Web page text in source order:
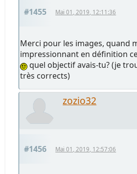
#1455 Mai 01, 2019, 12:11:36
Merci pour les images, quand
impressionnant en définition
quel objectif avais-tu? (je
très corrects)
zozio32
#1456 Mai 01, 2019, 12:57:06